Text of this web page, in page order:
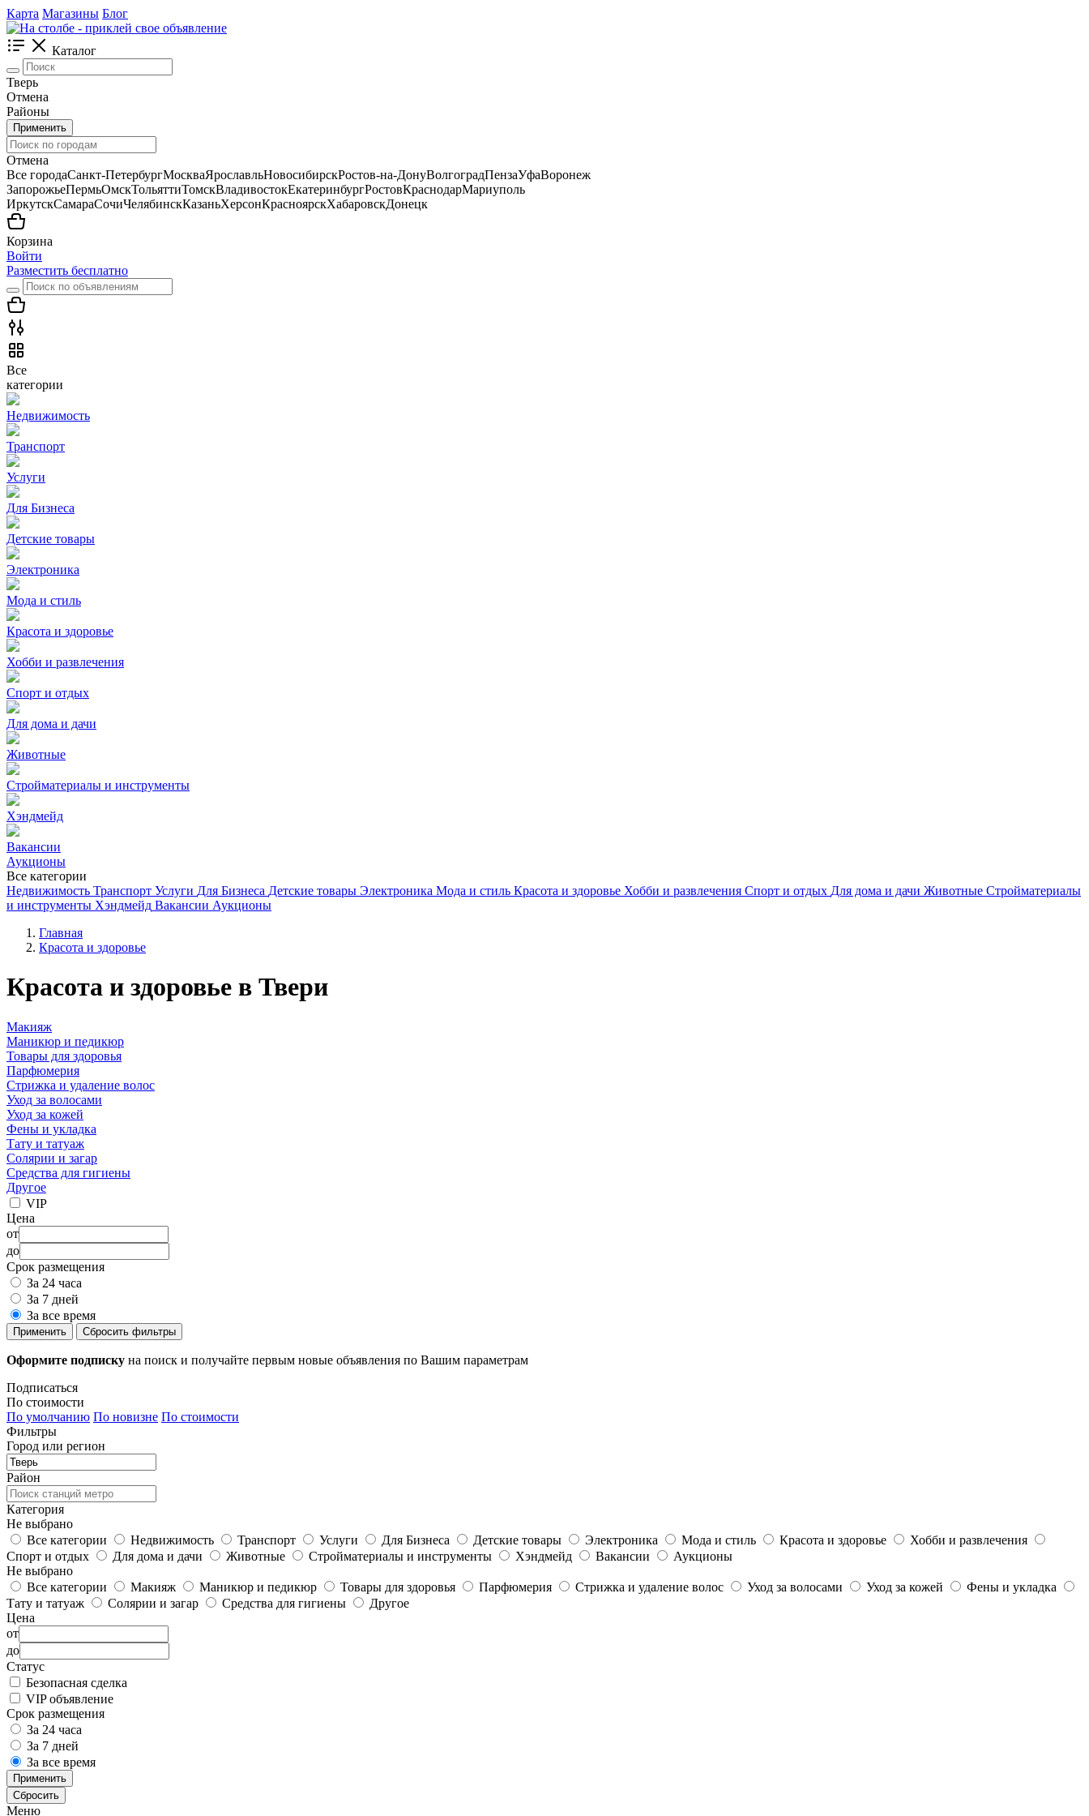
Карта Магазины Блог
Каталог
Тверь
Отмена
Районы
Применить
Отмена
Все городаСанкт-ПетербургМоскваЯрославльНовосибирскРостов-на-ДонуВолгоградПензаУфаВоронеж
ЗапорожьеПермьОмскТольяттиТомскВладивостокЕкатеринбургРостовКраснодарМариуполь
ИркутскСамараСочиЧелябинскКазаньХерсонКрасноярскХабаровскДонецк
Корзина
Войти
Разместить бесплатно
Все
категории
Недвижимость
Транспорт
Услуги
Для Бизнеса
Детские товары
Электроника
Мода и стиль
Красота и здоровье
Хобби и развлечения
Спорт и отдых
Для дома и дачи
Животные
Стройматериалы и инструменты
Хэндмейд
Вакансии
Аукционы
Все категории
Недвижимость Транспорт Услуги Для Бизнеса Детские товары Электроника Мода и стиль Красота и здоровье Хобби и развлечения Спорт и отдых Для дома и дачи Животные Стройматериалы
и инструменты Хэндмейд Вакансии Аукционы
Главная
Красота и здоровье
Красота и здоровье в Твери
Макияж
Маникюр и педикюр
Товары для здоровья
Парфюмерия
Стрижка и удаление волос
Уход за волосами
Уход за кожей
Фены и укладка
Тату и татуаж
Солярии и загар
Средства для гигиены
Другое
VIP
Цена
от
до
Срок размещения
За 24 часа
За 7 дней
За все время
Применить Сбросить фильтры
Оформите подписку на поиск и получайте первым новые объявления по Вашим параметрам
Подписаться
По стоимости
По умолчанию По новизне По стоимости
Фильтры
Город или регион
Район
Категория
Не выбрано
Все категории
Недвижимость Транспорт Услуги Для Бизнеса Детские товары Электроника Мода и стиль Красота и здоровье
Хобби и развлечения
Спорт и отдых
Для дома и дачи Животные Стройматериалы и инструменты Хэндмейд Вакансии
Аукционы
Не выбрано
Все категории
Макияж Маникюр и педикюр Товары для здоровья Парфюмерия Стрижка и удаление волос Уход за волосами Уход за кожей
Фены и укладка
Тату и татуаж
Солярии и загар Средства для гигиены
Другое
Цена
от
до
Статус
Безопасная сделка
VIP объявление
Срок размещения
За 24 часа
За 7 дней
За все время
Применить
Сбросить
Меню